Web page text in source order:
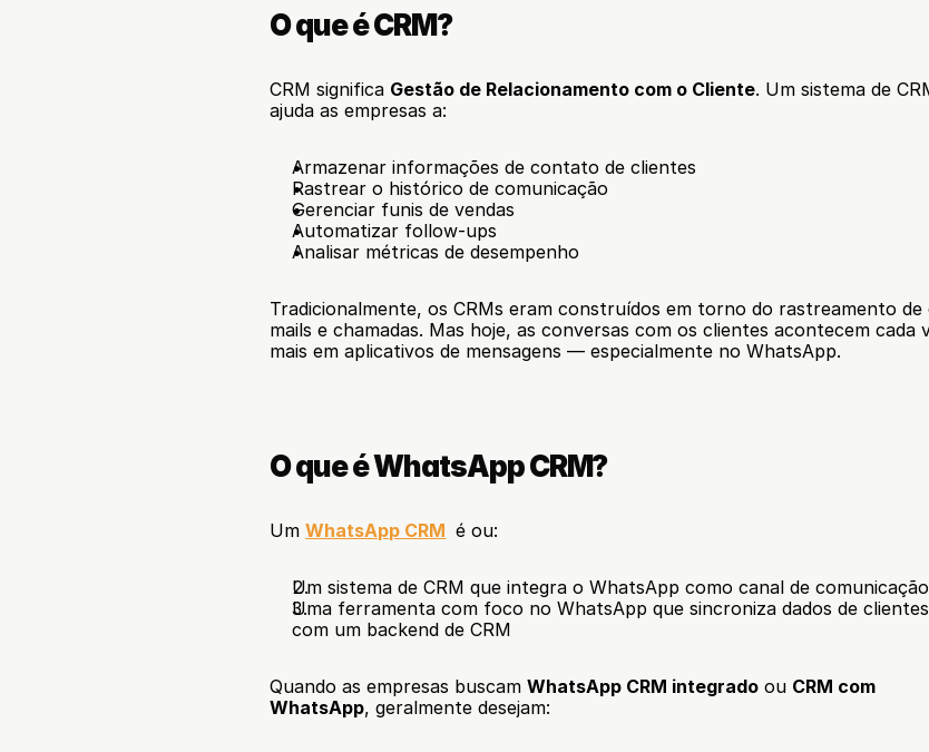
O que é CRM?
CRM significa Gestão de Relacionamento com o Cliente. Um sistema de
ajuda as empresas a:
Armazenar informações de contato de clientes
Rastrear o histórico de comunicação
Gerenciar funis de vendas
Automatizar follow-ups
Analisar métricas de desempenho
Tradicionalmente, os CRMs eram construídos em torno do rastreamento de
mails e chamadas. Mas hoje, as conversas com os clientes acontecem cada
mais em aplicativos de mensagens — especialmente no WhatsApp.
O que é WhatsApp CRM?
Um WhatsApp CRM é ou:
Um sistema de CRM que integra o WhatsApp como canal de
Uma ferramenta com foco no WhatsApp que sincroniza dados de clientes
com um backend de CRM
Quando as empresas buscam WhatsApp CRM integrado ou CRM com
WhatsApp, geralmente desejam: